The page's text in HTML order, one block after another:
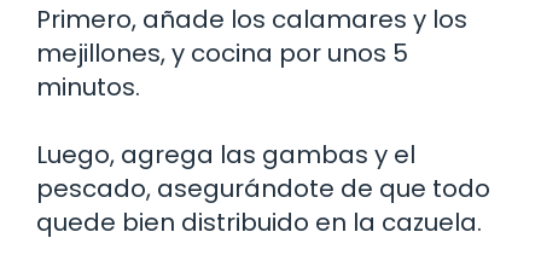
Primero, añade los calamares y los
mejillones, y cocina por unos 5
minutos.
Luego, agrega las gambas y el
pescado, asegurándote de que todo
quede bien distribuido en la cazuela.